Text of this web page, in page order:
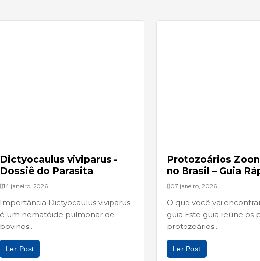
Dictyocaulus viviparus -
Dossiê do Parasita
14 janeiro, 2026
Importância Dictyocaulus viviparus
é um nematóide pulmonar de
bovinos...
Ler Post
Protozoários
no Brasil – Guia
07 janeiro, 2026
O que você vai
guia Este guia reúne os
protozoários...
Ler Post